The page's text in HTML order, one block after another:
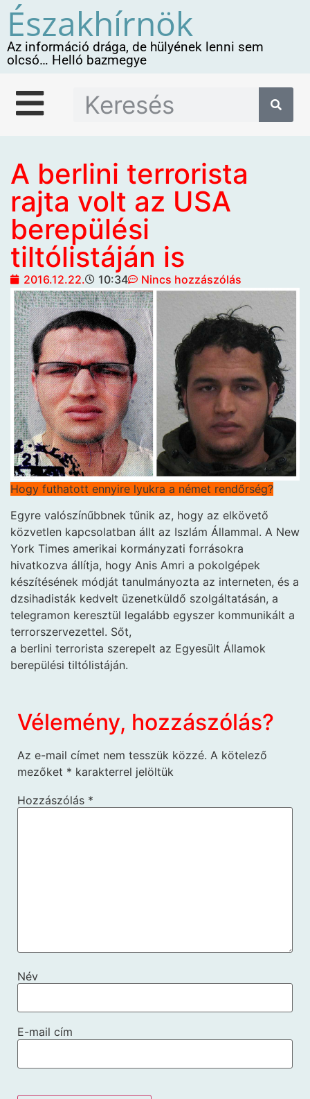
Északhírnök
Az információ drága, de hülyének lenni sem
olcsó… Helló bazmegye
A berlini terrorista
rajta volt az USA
berepülési
tiltólistáján is
2016.12.22. 10:34 Nincs hozzászólás
Hogy futhatott ennyire lyukra a német rendőrség?
Egyre valószínűbbnek tűnik az, hogy az elkövető
közvetlen kapcsolatban állt az Iszlám Állammal. A New
York Times amerikai kormányzati forrásokra
hivatkozva állítja, hogy Anis Amri a pokolgépek
készítésének módját tanulmányozta az interneten, és a
dzsihadisták kedvelt üzenetküldő szolgáltatásán, a
telegramon keresztül legalább egyszer kommunikált a
terrorszervezettel. Sőt,
a berlini terrorista szerepelt az Egyesült Államok
berepülési tiltólistáján.
Vélemény, hozzászólás?
Az e-mail címet nem tesszük közzé. A kötelező
mezőket * karakterrel jelöltük
Hozzászólás *
Név
E-mail cím